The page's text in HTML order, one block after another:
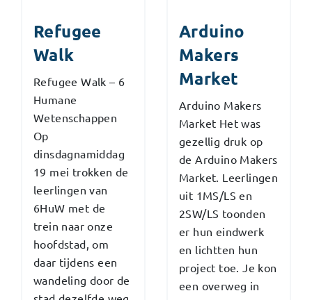
Refugee
Walk
Refugee Walk – 6
Humane
Wetenschappen
Op
dinsdagnamiddag
19 mei trokken de
leerlingen van
6HuW met de
trein naar onze
hoofdstad, om
daar tijdens een
wandeling door de
Arduino
Makers
Market
Arduino Makers
Market Het was
gezellig druk op
de Arduino Makers
Market. Leerlingen
uit 1MS/LS en
2SW/LS toonden
er hun eindwerk
en lichtten hun
project toe. Je kon
een overweg in